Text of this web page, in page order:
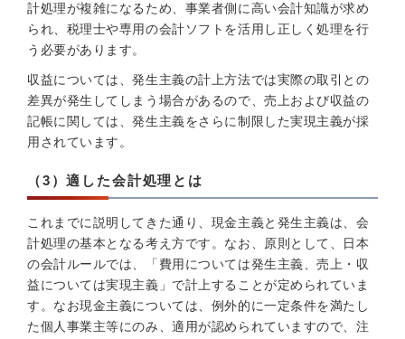
計処理が複雑になるため、事業者側に高い会計知識が求め
られ、税理士や専用の会計ソフトを活用し正しく処理を行
う必要があります。
収益については、発生主義の計上方法では実際の取引との
差異が発生してしまう場合があるので、売上および収益の
記帳に関しては、発生主義をさらに制限した実現主義が採
用されています。
（3）適した会計処理とは
これまでに説明してきた通り、現金主義と発生主義は、会
計処理の基本となる考え方です。なお、原則として、日本
の会計ルールでは、「費用については発生主義、売上・収
益については実現主義」で計上することが定められていま
す。なお現金主義については、例外的に一定条件を満たし
た個人事業主等にのみ、適用が認められていますので、注